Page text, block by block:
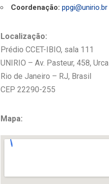
Coordenação: ppgi@unirio.br
Localização:
Prédio CCET-IBIO, sala 111
UNIRIO – Av. Pasteur, 458, Urca
Rio de Janeiro – RJ, Brasil
CEP 22290-255
Mapa: